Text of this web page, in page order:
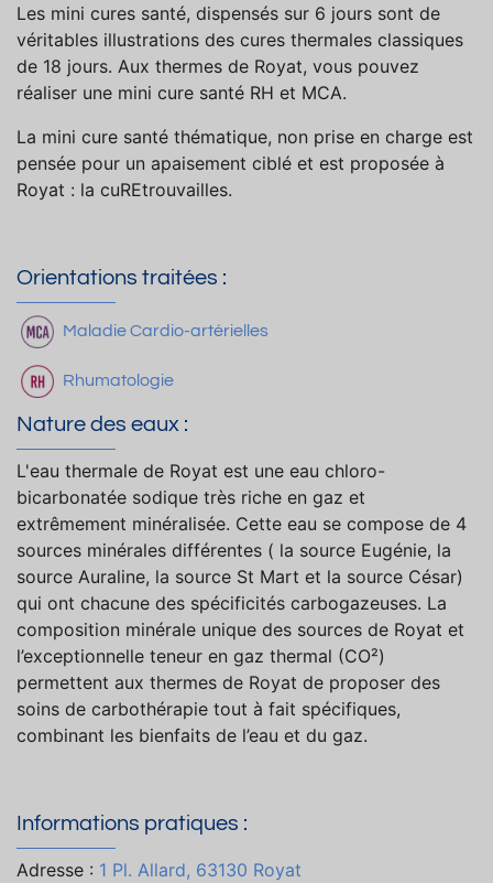
Les mini cures santé, dispensés sur 6 jours sont de
véritables illustrations des cures thermales classiques
de 18 jours. Aux thermes de Royat, vous pouvez
réaliser une mini cure santé RH et MCA.
La mini cure santé thématique, non prise en charge est
pensée pour un apaisement ciblé et est proposée à
Royat : la cuREtrouvailles.
Orientations traitées :
Maladie Cardio-artérielles
Rhumatologie
Nature des eaux :
L'eau thermale de Royat est une eau chloro-
bicarbonatée sodique très riche en gaz et
extrêmement minéralisée. Cette eau se compose de 4
sources minérales différentes ( la source Eugénie, la
source Auraline, la source St Mart et la source César)
qui ont chacune des spécificités carbogazeuses. La
composition minérale unique des sources de Royat et
l’exceptionnelle teneur en gaz thermal (CO²)
permettent aux thermes de Royat de proposer des
soins de carbothérapie tout à fait spécifiques,
combinant les bienfaits de l’eau et du gaz.
Informations pratiques :
Adresse : 1 Pl. Allard, 63130 Royat